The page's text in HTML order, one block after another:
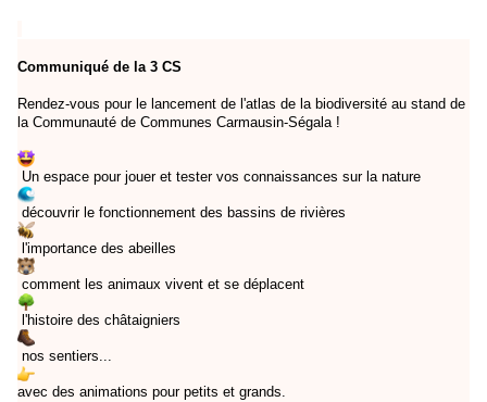
Communiqué de la 3 CS
Rendez-vous pour le lancement de l'atlas de la biodiversité au stand de
la Communauté de Communes Carmausin-Ségala !
Un espace pour jouer et tester vos connaissances sur la nature
découvrir le fonctionnement des bassins de rivières
l'importance des abeilles
comment les animaux vivent et se déplacent
l'histoire des châtaigniers
nos sentiers...
avec des animations pour petits et grands.